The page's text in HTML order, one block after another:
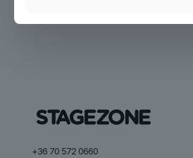
+36 70 572 0660